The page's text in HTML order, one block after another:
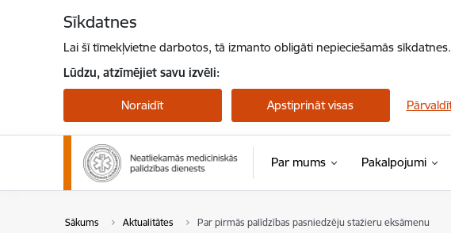
Sīkdatnes
Lai šī tīmekļvietne darbotos, tā izmanto obligāti nepieciešamās
Lūdzu, atzīmējiet savu izvēli:
Noraidīt Apstiprināt visas
Par mums Pakalpojumi
Sākums Aktualitātes Par pirmās palīdzības pasniedzēju stažieru eksāmenu